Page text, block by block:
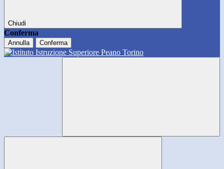
Chiudi
Conferma
Annulla Conferma